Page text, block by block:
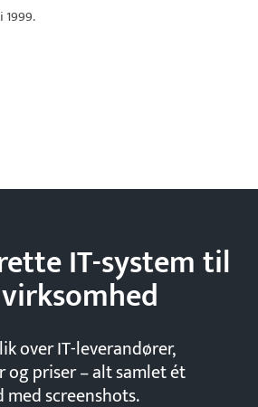
IT-system til
virksomhed
over IT-leverandører,
priser – alt samlet ét
med screenshots.